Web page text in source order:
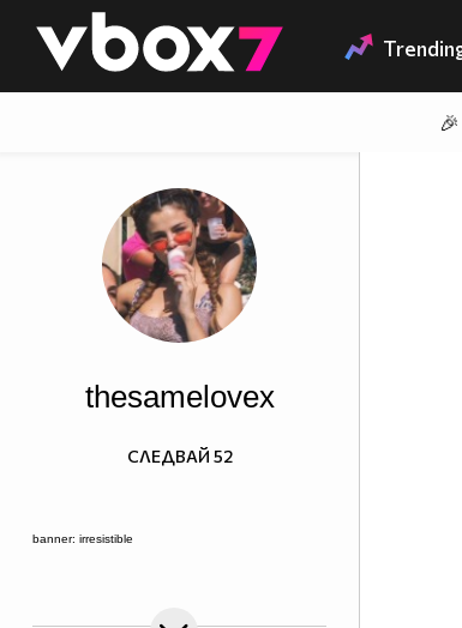
👾
thesamelovex
banner: irresistible
СЛЕДВАЙ 52